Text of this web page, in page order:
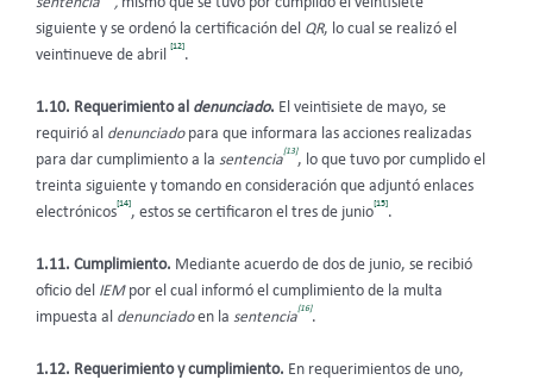
sentencia , mismo que se tuvo por cumplido el veintisiete
siguiente y se ordenó la certificación del QR, lo cual se realizó el
veintinueve de abril
[12]
.
1.10. Requerimiento al denunciado. El veintisiete de mayo, se
requirió al denunciado para que informara las acciones realizadas
para dar cumplimiento a la sentencia
[13]
, lo que tuvo por cumplido el
treinta siguiente y tomando en consideración que adjuntó enlaces
electrónicos
[14]
, estos se certificaron el tres de junio
[15]
.
1.11. Cumplimiento. Mediante acuerdo de dos de junio, se recibió
oficio del IEM por el cual informó el cumplimiento de la multa
impuesta al denunciadoen la sentencia
[16]
.
1.12. Requerimiento y cumplimiento. En requerimientos de uno,